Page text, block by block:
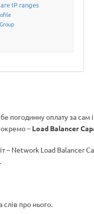
IP ranges
погодинну оплату за сам
окремо – Load Balancer
– Network Load Balancer
слів про нього.